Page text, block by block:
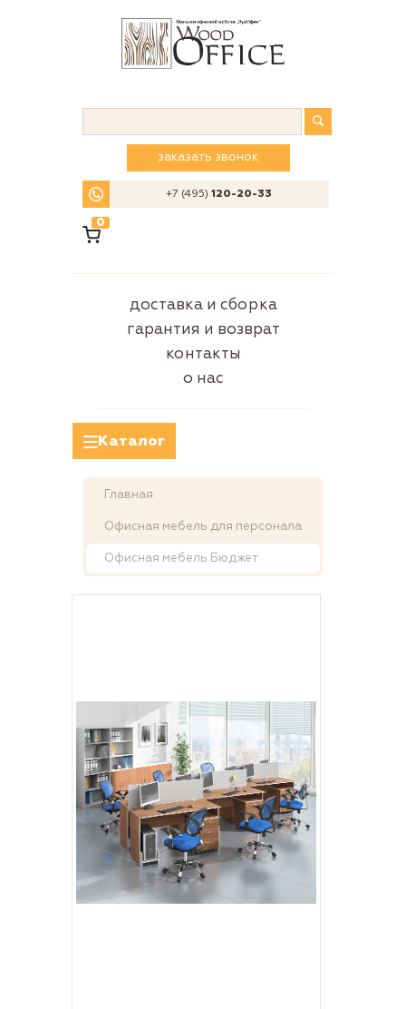
заказать звонок
+7 (495)120-20-33
0
доставка и сборка
гарантия и возврат
контакты
о нас
Каталог
Главная
Офисная мебель для персонала
Офисная мебель Бюджет